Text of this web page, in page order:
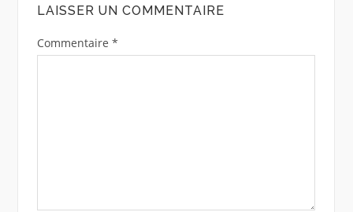
LAISSER UN COMMENTAIRE
Commentaire *